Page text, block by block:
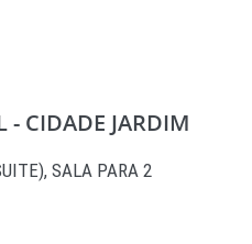
- CIDADE JARDIM
SALA PARA 2